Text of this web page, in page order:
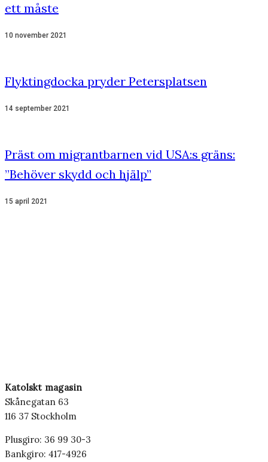
ett måste
10 november 2021
Flyktingdocka pryder Petersplatsen
14 september 2021
Präst om migrantbarnen vid USA:s gräns:
”Behöver skydd och hjälp”
15 april 2021
Katolskt magasin
Skånegatan 63
116 37 Stockholm
Plusgiro: 36 99 30-3
Bankgiro: 417-4926